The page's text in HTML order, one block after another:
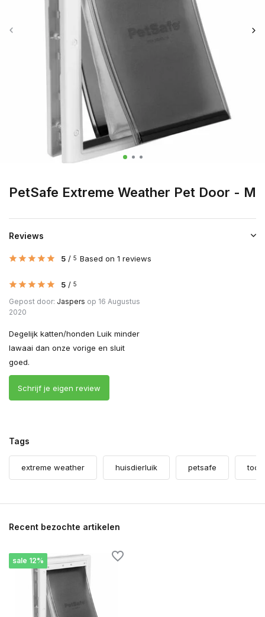
PetSafe Extreme Weather Pet Door - M
Reviews
5 / 5 Based on 1 reviews
5 / 5
Gepost door: Jaspers op 16 Augustus
2020
Degelijk katten/honden Luik minder
lawaai dan onze vorige en sluit
goed.
Schrijf je eigen review
Tags
extreme weather huisdierluik petsafe
Recent bezochte artikelen
sale 12%